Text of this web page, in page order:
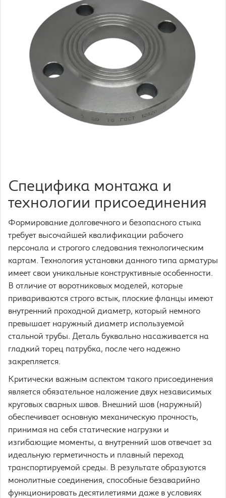
Специфика монтажа и
технологии присоединения
Формирование долговечного и безопасного стыка
требует высочайшей квалификации рабочего
персонала и строгого следования технологическим
картам. Технология установки данного типа арматуры
имеет свои уникальные конструктивные особенности.
В отличие от воротниковых моделей, которые
привариваются строго встык, плоские фланцы имеют
внутренний проходной диаметр, который немного
превышает наружный диаметр используемой
стальной трубы. Деталь буквально насаживается на
гладкий торец патрубка, после чего надежно
закрепляется.
Критически важным аспектом такого присоединения
является обязательное наложение двух независимых
круговых сварных швов. Внешний шов (наружный)
обеспечивает основную механическую прочность,
принимая на себя статические нагрузки и
изгибающие моменты, а внутренний шов отвечает за
идеальную герметичность и плавный переход
транспортируемой среды. В результате образуются
монолитные соединения, способные безаварийно
функционировать десятилетиями даже в условиях